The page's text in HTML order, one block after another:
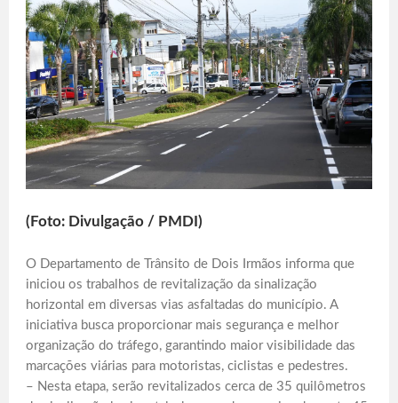
(Foto: Divulgação / PMDI)
O Departamento de Trânsito de Dois Irmãos informa que
iniciou os trabalhos de revitalização da sinalização
horizontal em diversas vias asfaltadas do município. A
iniciativa busca proporcionar mais segurança e melhor
organização do tráfego, garantindo maior visibilidade das
marcações viárias para motoristas, ciclistas e pedestres.
– Nesta etapa, serão revitalizados cerca de 35 quilômetros